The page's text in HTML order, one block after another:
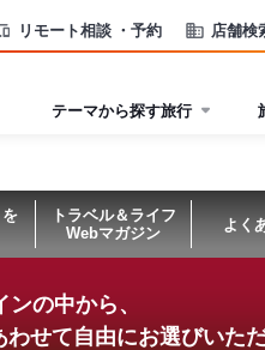
リモート相談 ・予約 店舗検
テーマから探す旅行
トラベル＆ライフ
Webマガジン
よく
の中から、
わせて自由にお選びいた